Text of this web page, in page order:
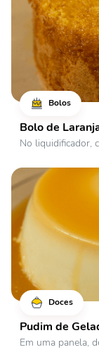
Bolos
Bolo de
No liquidificador,
Doces
Pudim de
Em uma panela,